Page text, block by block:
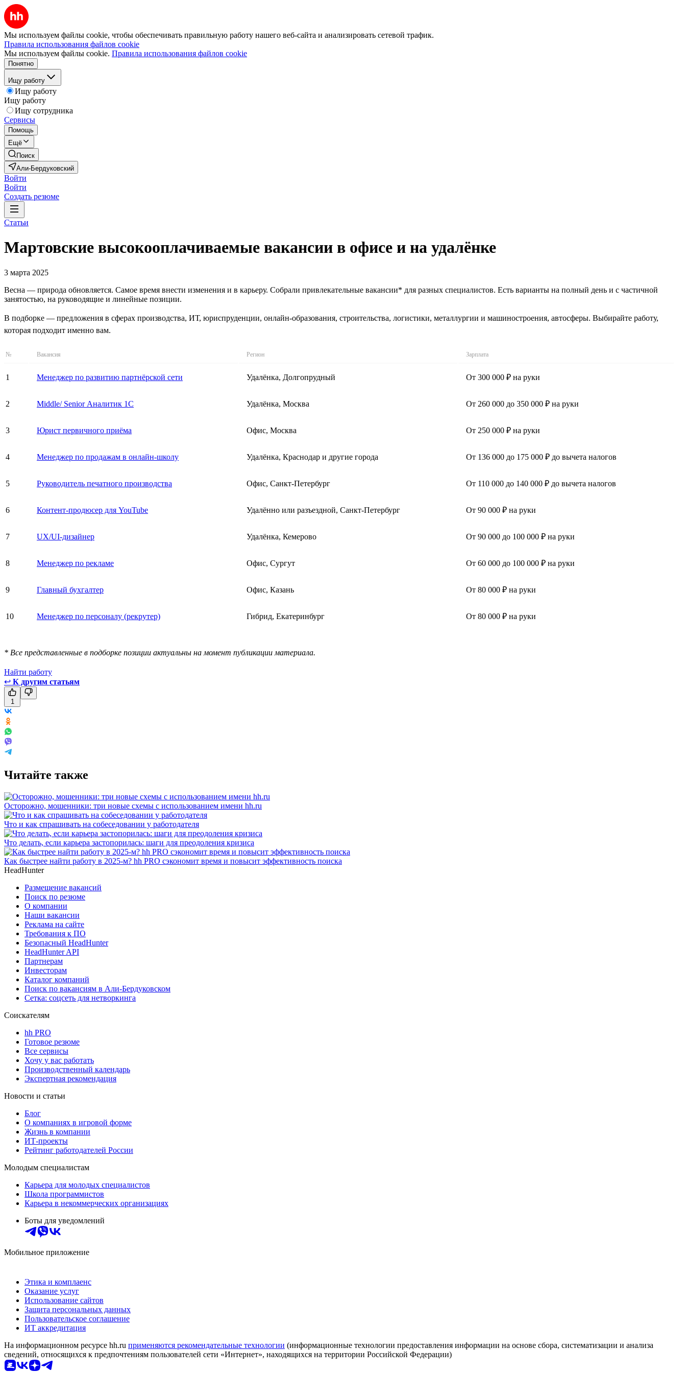
Мы используем файлы cookie, чтобы обеспечивать правильную работу нашего веб-сайта и анализировать сетевой трафик.
Правила использования файлов cookie
Мы используем файлы cookie. Правила использования файлов cookie
Понятно
Ищу работу
Ищу работу
Ищу работу
Ищу сотрудника
Сервисы
Помощь
Ещё
Поиск
Али-Бердуковский
Войти
Войти
Создать резюме
Статьи
Мартовские высокооплачиваемые вакансии в офисе и на удалёнке
3 марта 2025
Весна — природа обновляется. Самое время внести изменения и в карьеру. Собрали привлекательные вакансии* для разных специалистов. Есть варианты на полный день и с частичной
занятостью, на руководящие и линейные позиции.
В подборке — предложения в сферах производства, ИТ, юриспруденции, онлайн-образования, строительства, логистики, металлургии и машиностроения, автосферы. Выбирайте работу,
которая подходит именно вам.
№ Вакансия Регион Зарплата
1 Менеджер по развитию партнёрской сети Удалёнка, Долгопрудный От 300 000 ₽ на руки
2 Middle/ Senior Аналитик 1С Удалёнка, Москва От 260 000 до 350 000 ₽ на руки
3 Юрист первичного приёма Офис, Москва От 250 000 ₽ на руки
4 Менеджер по продажам в онлайн-школу Удалёнка, Краснодар и другие города От 136 000 до 175 000 ₽ до вычета налогов
5 Руководитель печатного производства Офис, Санкт-Петербург От 110 000 до 140 000 ₽ до вычета налогов
6 Контент-продюсер для YouTube Удалённо или разъездной, Санкт-Петербург От 90 000 ₽ на руки
7 UX/UI-дизайнер Удалёнка, Кемерово От 90 000 до 100 000 ₽ на руки
8 Менеджер по рекламе Офис, Сургут От 60 000 до 100 000 ₽ на руки
9 Главный бухгалтер Офис, Казань От 80 000 ₽ на руки
10 Менеджер по персоналу (рекрутер) Гибрид, Екатеринбург От 80 000 ₽ на руки
* Все представленные в подборке позиции актуальны на момент публикации материала.
Найти работу
↩ К другим статьям
1
Читайте также
Осторожно, мошенники: три новые схемы с использованием имени hh.ru
Что и как спрашивать на собеседовании у работодателя
Что делать, если карьера застопорилась: шаги для преодоления кризиса
Как быстрее найти работу в 2025-м? hh PRO сэкономит время и повысит эффективность поиска
HeadHunter
Размещение вакансий
Поиск по резюме
О компании
Наши вакансии
Реклама на сайте
Требования к ПО
Безопасный HeadHunter
HeadHunter API
Партнерам
Инвесторам
Каталог компаний
Поиск по вакансиям в Али-Бердуковском
Сетка: соцсеть для нетворкинга
Соискателям
hh PRO
Готовое резюме
Все сервисы
Хочу у вас работать
Производственный календарь
Экспертная рекомендация
Новости и статьи
Блог
О компаниях в игровой форме
Жизнь в компании
ИТ-проекты
Рейтинг работодателей России
Молодым специалистам
Карьера для молодых специалистов
Школа программистов
Карьера в некоммерческих организациях
Боты для уведомлений
Мобильное приложение
Этика и комплаенс
Оказание услуг
Использование сайтов
Защита персональных данных
Пользовательское соглашение
ИТ аккредитация
На информационном ресурсе hh.ru применяются рекомендательные технологии (информационные технологии предоставления информации на основе сбора, систематизации и анализа
сведений, относящихся к предпочтениям пользователей сети «Интернет», находящихся на территории Российской Федерации)